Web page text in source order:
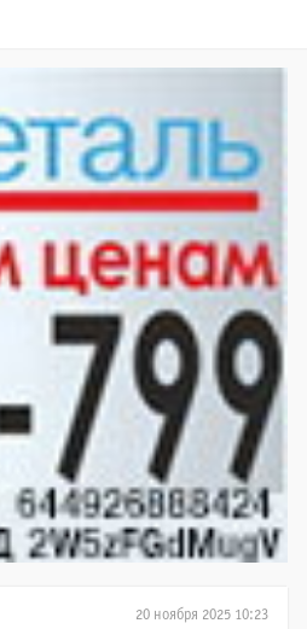
20 ноября 2025 10:23